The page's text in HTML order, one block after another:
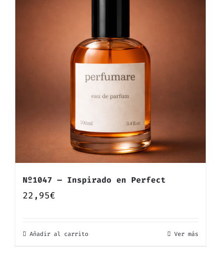
Nº1047 — Inspirado en Perfect
22,95€
Añadir al carrito Ver más